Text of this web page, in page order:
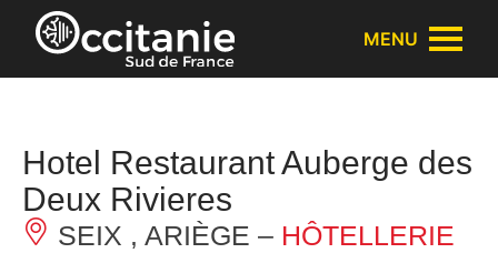
Panneau de gestion des cookies
MENU
Hotel Restaurant Auberge des
Deux Rivieres
SEIX , ARIÈGE – HÔTELLERIE